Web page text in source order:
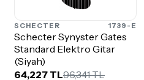
SCHECTER 1739-E
Schecter Synyster Gates
Standard Elektro Gitar
(Siyah)
64,227 TL96,341 TL